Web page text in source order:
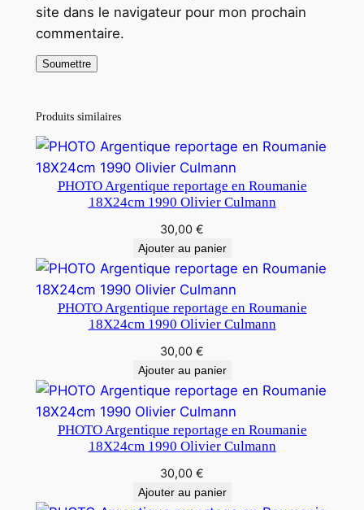
site dans le navigateur pour mon prochain
commentaire.
Produits similaires
PHOTO Argentique reportage en Roumanie
18X24cm 1990 Olivier Culmann
30,00 €
Ajouter au panier
PHOTO Argentique reportage en Roumanie
18X24cm 1990 Olivier Culmann
30,00 €
Ajouter au panier
PHOTO Argentique reportage en Roumanie
18X24cm 1990 Olivier Culmann
30,00 €
Ajouter au panier